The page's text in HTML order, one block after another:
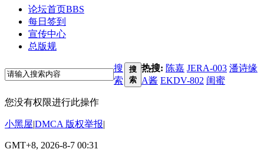
论坛首页BBS
每日签到
宣传中心
总版规
搜
索
搜
索
热搜: 陈嘉 JERA-003 潘诗缘
A酱 EKDV-802 闺蜜
您没有权限进行此操作
小黑屋|DMCA 版权举报|
GMT+8, 2026-8-7 00:31